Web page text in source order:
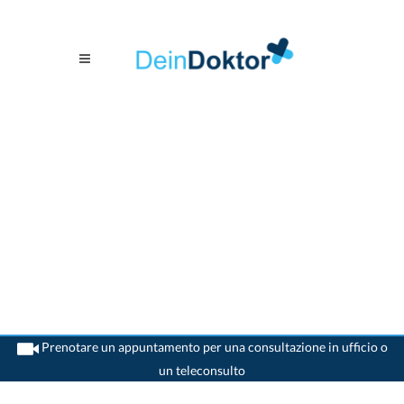
Prenotare un appuntamento per una consultazione in ufficio o
un teleconsulto
>Internista>Luzern>Dr. Thomas Froesch